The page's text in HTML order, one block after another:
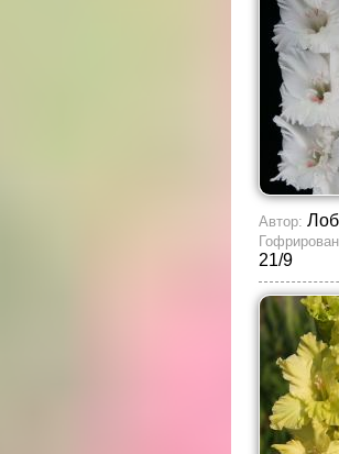
Автор:
21/9